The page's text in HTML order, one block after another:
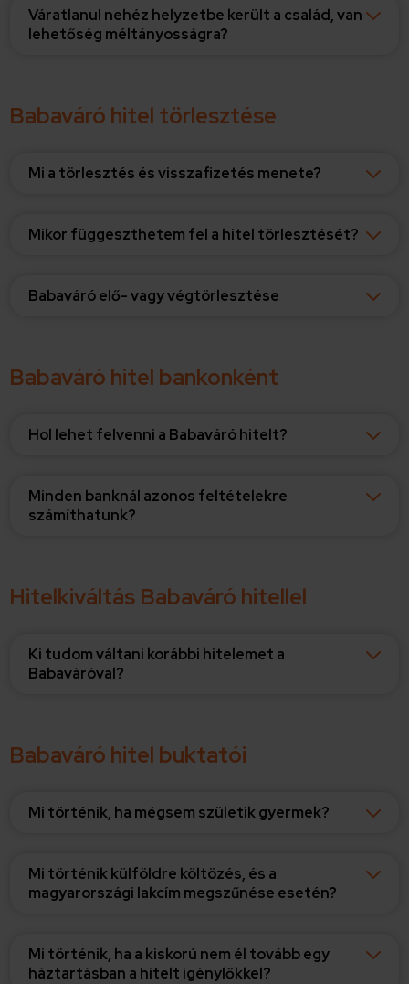
Váratlanul nehéz helyzetbe került a család, van
lehetőség méltányosságra?
Babaváró hitel törlesztése
Mi a törlesztés és visszafizetés menete?
Mikor függeszthetem fel a hitel törlesztését?
Babaváró elő- vagy végtörlesztése
Babaváró hitel bankonként
Hol lehet felvenni a Babaváró hitelt?
Minden banknál azonos feltételekre
számíthatunk?
Hitelkiváltás Babaváró hitellel
Ki tudom váltani korábbi hitelemet a
Babaváróval?
Babaváró hitel buktatói
Mi történik, ha mégsem születik gyermek?
Mi történik külföldre költözés, és a
magyarországi lakcím megszűnése esetén?
Mi történik, ha a kiskorú nem él tovább egy
háztartásban a hitelt igénylőkkel?